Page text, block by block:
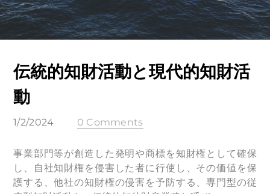
伝統的知財活動と現代的知財活
動
1/2/2024 0 Comments
事業部門等が創造した発明や商標を知財権として確保
し、自社知財権を侵害した者に行使し、その価値を保
護する、他社の知財権の侵害を予防する、専門型の従